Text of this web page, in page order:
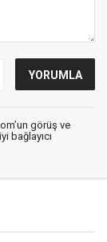
görüş ve
bağlayıcı